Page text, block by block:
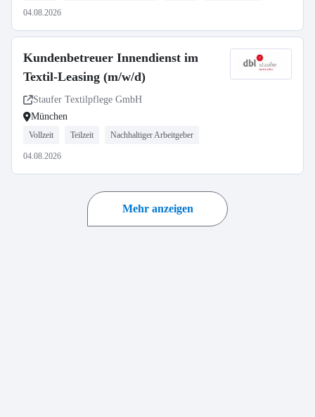
04.08.2026
Kundenbetreuer Innendienst im
Textil-Leasing (m/w/d)
Staufer Textilpflege GmbH
München
Vollzeit Teilzeit Nachhaltiger Arbeitgeber
04.08.2026
Mehr anzeigen